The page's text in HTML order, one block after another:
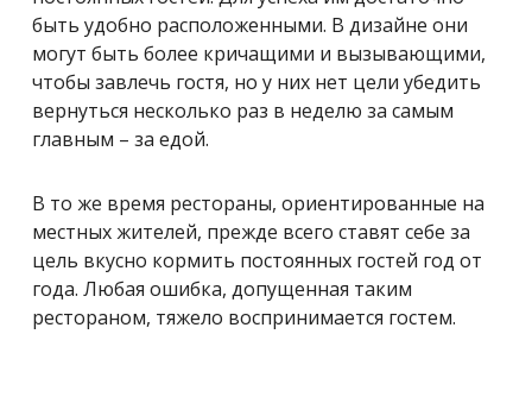
быть удобно расположенными. В дизайне они
могут быть более кричащими и вызывающими,
чтобы завлечь гостя, но у них нет цели убедить
вернуться несколько раз в неделю за самым
главным – за едой.
В то же время рестораны, ориентированные на
местных жителей, прежде всего ставят себе за
цель вкусно кормить постоянных гостей год от
года. Любая ошибка, допущенная таким
рестораном, тяжело воспринимается гостем.